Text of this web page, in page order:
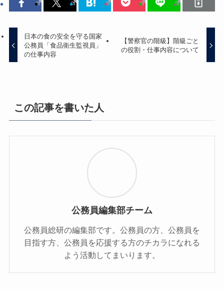
日本の食の安全を守る国家
公務員「食品衛生監視員」
の仕事内容
【警察官の階級】階級ごと
の役割・仕事内容について
この記事を書いた人
公務員編集部チーム
公務員総研の編集部です。公務員の方、公務員を
目指す方、公務員を応援する方のチカラになれる
よう活動してまいります。